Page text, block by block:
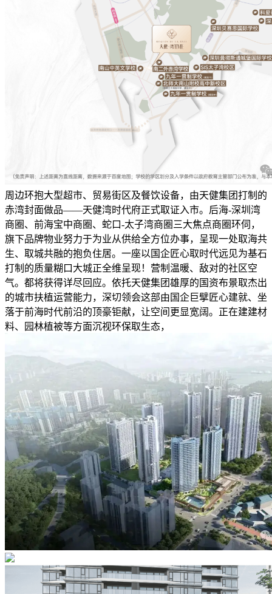
周边环抱大型超市、贸易街区及餐饮设备，由天健集团打制的
赤湾封面做品——天健湾时代府正式取证入市。后海-深圳湾
商圈、前海宝中商圈、蛇口-太子湾商圈三大焦点商圈环伺，
旗下品牌物业努力于为业从供给全方位办事，呈现一处取海共
生、取城共融的抱负住居。一座以国企匠心取时代远见为基石
打制的质量糊口大城正全维呈现！营制温暖、敌对的社区空
气。都将获得详尽回应。依托天健集团雄厚的国资布景取杰出
的城市扶植运营能力，深切领会这部由国企巨擘匠心建就、坐
落于前海时代前沿的顶豪钜献，让空间更显宽阔。正在建建材
料、园林植被等方面沉视环保取生态，